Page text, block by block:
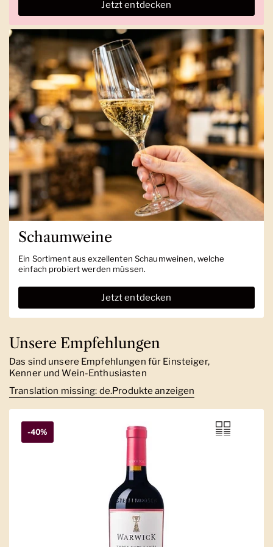
Jetzt entdecken
Schaumweine
Ein Sortiment aus exzellenten Schaumweinen, welche
einfach probiert werden müssen.
Jetzt entdecken
Unsere Empfehlungen
Das sind unsere Empfehlungen für Einsteiger,
Kenner und Wein-Enthusiasten
Translation missing: de.Produkte anzeigen
-40%